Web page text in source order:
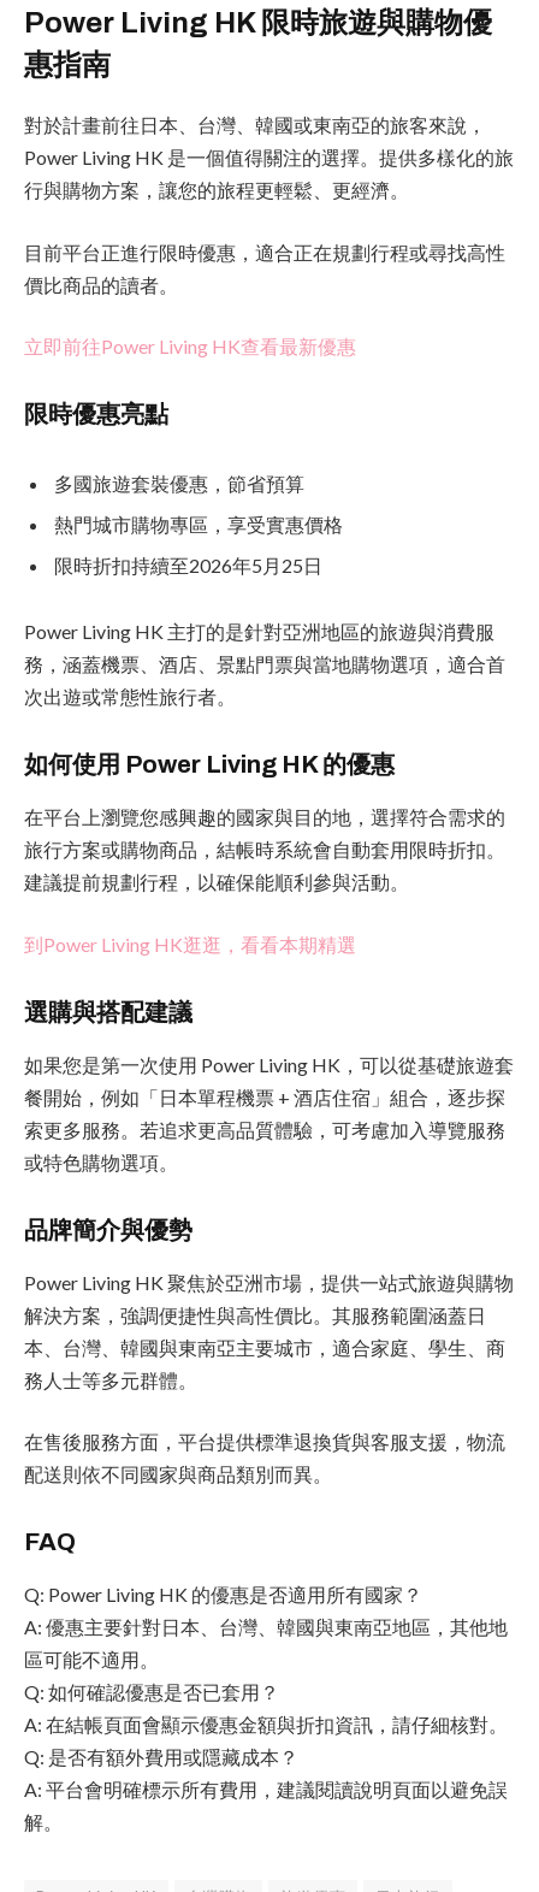
Power Living HK 限時旅遊與購物優
惠指南
對於計畫前往日本、台灣、韓國或東南亞的旅客來說，
Power Living HK 是一個值得關注的選擇。提供多樣化的旅
行與購物方案，讓您的旅程更輕鬆、更經濟。
目前平台正進行限時優惠，適合正在規劃行程或尋找高性
價比商品的讀者。
立即前往Power Living HK查看最新優惠
限時優惠亮點
多國旅遊套裝優惠，節省預算
熱門城市購物專區，享受實惠價格
限時折扣持續至2026年5月25日
Power Living HK 主打的是針對亞洲地區的旅遊與消費服
務，涵蓋機票、酒店、景點門票與當地購物選項，適合首
次出遊或常態性旅行者。
如何使用 Power Living HK 的優惠
在平台上瀏覽您感興趣的國家與目的地，選擇符合需求的
旅行方案或購物商品，結帳時系統會自動套用限時折扣。
建議提前規劃行程，以確保能順利參與活動。
到Power Living HK逛逛，看看本期精選
選購與搭配建議
如果您是第一次使用 Power Living HK，可以從基礎旅遊套
餐開始，例如「日本單程機票 + 酒店住宿」組合，逐步探
索更多服務。若追求更高品質體驗，可考慮加入導覽服務
或特色購物選項。
品牌簡介與優勢
Power Living HK 聚焦於亞洲市場，提供一站式旅遊與購物
解決方案，強調便捷性與高性價比。其服務範圍涵蓋日
本、台灣、韓國與東南亞主要城市，適合家庭、學生、商
務人士等多元群體。
在售後服務方面，平台提供標準退換貨與客服支援，物流
配送則依不同國家與商品類別而異。
FAQ
Q: Power Living HK 的優惠是否適用所有國家？
A: 優惠主要針對日本、台灣、韓國與東南亞地區，其他地
區可能不適用。
Q: 如何確認優惠是否已套用？
A: 在結帳頁面會顯示優惠金額與折扣資訊，請仔細核對。
Q: 是否有額外費用或隱藏成本？
A: 平台會明確標示所有費用，建議閱讀說明頁面以避免誤
解。